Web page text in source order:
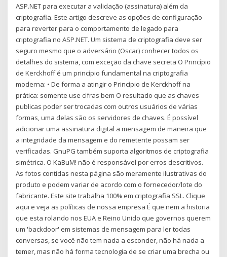
ASP.NET para executar a validação (assinatura) além da
criptografia. Este artigo descreve as opções de configuração
para reverter para o comportamento de legado para
criptografia no ASP.NET. Um sistema de criptografia deve ser
seguro mesmo que o adversário (Oscar) conhecer todos os
detalhes do sistema, com exceção da chave secreta O Princípio
de Kerckhoff é um princípio fundamental na criptografia
moderna: • De forma a atingir o Princípio de Kerckhoff na
prática: somente use cifras bem O resultado que as chaves
publicas poder ser trocadas com outros usuários de várias
formas, uma delas são os servidores de chaves. É possível
adicionar uma assinatura digital a mensagem de maneira que
a integridade da mensagem e do remetente possam ser
verificadas. GnuPG também suporta algoritmos de criptografia
simétrica. O KaBuM! não é responsável por erros descritivos.
As fotos contidas nesta página são meramente ilustrativas do
produto e podem variar de acordo com o fornecedor/lote do
fabricante. Este site trabalha 100% em criptografia SSL. Clique
aqui e veja as políticas de nossa empresa É que nem a historia
que esta rolando nos EUA e Reino Unido que governos querem
um 'backdoor' em sistemas de mensagem para ler todas
conversas, se você não tem nada a esconder, não há nada a
temer, mas não há forma tecnologia de se criar uma brecha ou